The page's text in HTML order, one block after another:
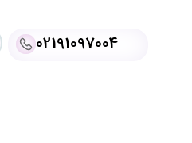
02191097004